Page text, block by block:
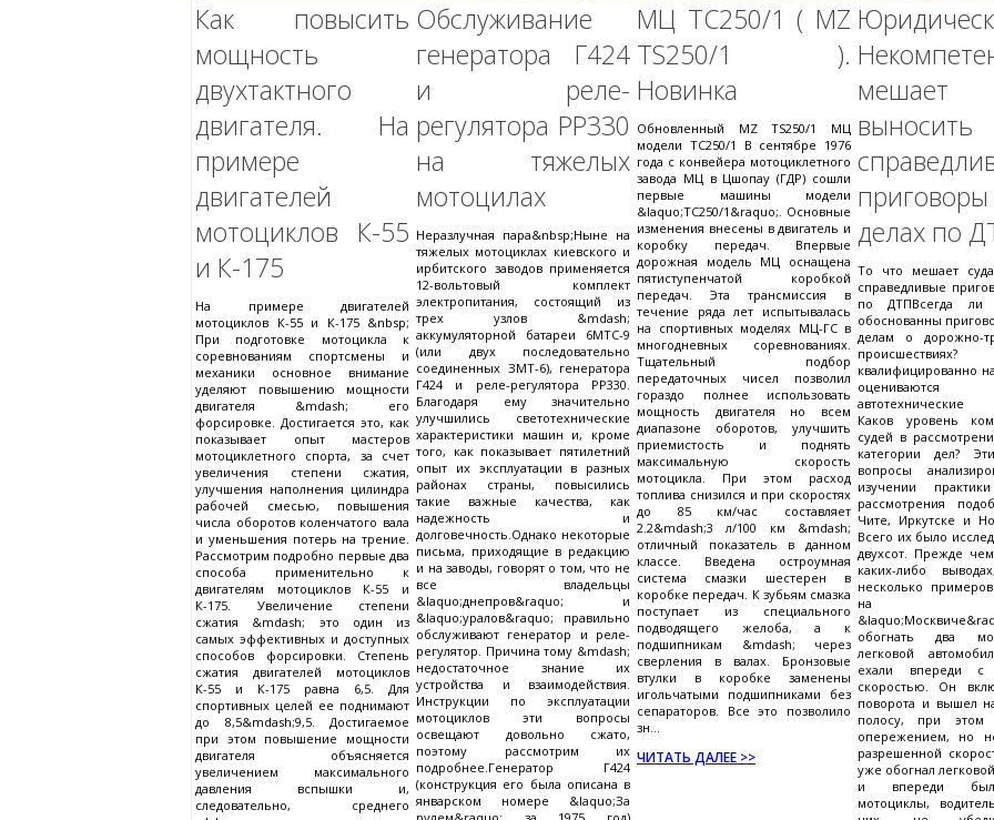
Как повысить
мощность
двухтактного
двигателя. На
примере
двигателей
мотоциклов К-55
и К-175
На примере двигателей
мотоциклов К-55 и К-175 &nbsp;
При подготовке мотоцикла к
соревнованиям спортсмены и
механики основное внимание
уделяют повышению мощности
двигателя &mdash; его
форсировке. Достигается это, как
показывает опыт мастеров
мотоциклетного спорта, за счет
увеличения степени сжатия,
улучшения наполнения цилиндра
рабочей смесью, повышения
числа оборотов коленчатого вала
и уменьшения потерь на трение.
Рассмотрим подробно первые два
способа применительно к
двигателям мотоциклов К-55 и
К-175. Увеличение степени
сжатия &mdash; это один из
самых эффективных и доступных
способов форсировки. Степень
сжатия двигателей мотоциклов
К-55 и К-175 равна 6,5. Для
спортивных целей ее поднимают
до 8,5&mdash;9,5. Достигаемое
при этом повышение мощности
двигателя объясняется
увеличением максимального
давления вспышки и,
следовательно, среднего
Обслуживание
генератора Г424
и реле-
регулятора РР330
на тяжелых
мотоцилах
Неразлучная пара&nbsp;Ныне на
тяжелых мотоциклах киевского и
ирбитского заводов применяется
12-вольтовый комплект
электропитания, состоящий из
трех узлов &mdash;
аккумуляторной батареи 6МТС-9
(или двух последовательно
соединенных ЗМТ-6), генератора
Г424 и реле-регулятора РР330.
Благодаря ему значительно
улучшились светотехнические
характеристики машин и, кроме
того, как показывает пятилетний
опыт их эксплуатации в разных
районах страны, повысились
такие важные качества, как
надежность и
долговечность.Однако некоторые
письма, приходящие в редакцию
и на заводы, говорят о том, что не
все владельцы
&laquo;днепров&raquo; и
&laquo;уралов&raquo; правильно
обслуживают генератор и реле-
регулятор. Причина тому &mdash;
недостаточное знание их
устройства и взаимодействия.
Инструкции по эксплуатации
мотоциклов эти вопросы
освещают довольно сжато,
поэтому рассмотрим их
подробнее.Генератор Г424
(конструкция его была описана в
январском номере &laquo;За
МЦ ТС250/1 ( MZ
TS250/1 ).
Новинка
Обновленный MZ TS250/1 МЦ
модели ТС250/1 В сентябре 1976
года с конвейера мотоциклетного
завода МЦ в Цшопау (ГДР) сошли
первые машины модели
&laquo;ТС250/1&raquo;. Основные
изменения внесены в двигатель и
коробку передач. Впервые
дорожная модель МЦ оснащена
пятиступенчатой коробкой
передач. Эта трансмиссия в
течение ряда лет испытывалась
на спортивных моделях МЦ-ГС в
многодневных соревнованиях.
Тщательный подбор
передаточных чисел позволил
гораздо полнее использовать
мощность двигателя но всем
диапазоне оборотов, улучшить
приемистость и поднять
максимальную скорость
мотоцикла. При этом расход
топлива снизился и при скоростях
до 85 км/час составляет
2.2&mdash;3 л/100 км &mdash;
отличный показатель в данном
классе. Введена остроумная
система смазки шестерен в
коробке передач. К зубьям смазка
поступает из специального
подводящего желоба, а к
подшипникам &mdash; через
сверления в валах. Бронзовые
втулки в коробке заменены
игольчатыми подшипниками без
сепараторов. Все это позволило
зн...
ЧИТАТЬ ДАЛЕЕ >>
мешает
выносить
делах по
То что мешает
справедливые
по ДТПВсегда ли
обоснованны
делам о дорожно-
происшествиях?
квалифицированно
автотехнические
Каков уровень
судей в
категории дел?
вопросы
изучении
рассмотрения
Чите, Иркутске и
Всего их было
двухсот. Прежде
каких-либо
несколько
на
обогнать два
легковой
ехали впереди с
скоростью. Он
поворота и вышел
полосу, при этом
опережением, но
разрешенной
уже обогнал
и впереди
мотоциклы,